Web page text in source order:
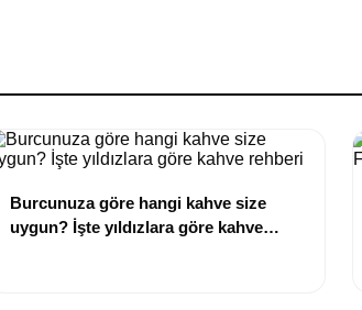
Burcunuza göre hangi kahve size
uygun? İşte yıldızlara göre kahve